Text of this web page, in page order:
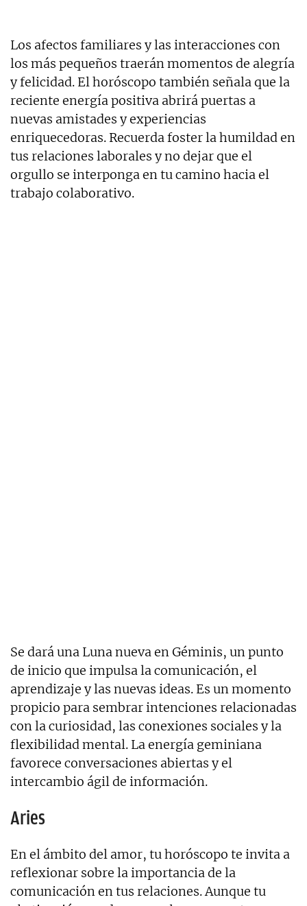
Los afectos familiares y las interacciones con
los más pequeños traerán momentos de alegría
y felicidad. El horóscopo también señala que la
reciente energía positiva abrirá puertas a
nuevas amistades y experiencias
enriquecedoras. Recuerda foster la humildad en
tus relaciones laborales y no dejar que el
orgullo se interponga en tu camino hacia el
trabajo colaborativo.
Se dará una Luna nueva en Géminis, un punto
de inicio que impulsa la comunicación, el
aprendizaje y las nuevas ideas. Es un momento
propicio para sembrar intenciones relacionadas
con la curiosidad, las conexiones sociales y la
flexibilidad mental. La energía geminiana
favorece conversaciones abiertas y el
intercambio ágil de información.
Aries
En el ámbito del amor, tu horóscopo te invita a
reflexionar sobre la importancia de la
comunicación en tus relaciones. Aunque tu